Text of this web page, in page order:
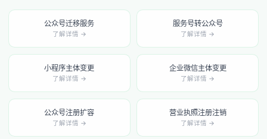
公众号迁移服务
了解详情 →
服务号转公众号
了解详情 →
小程序主体变更
了解详情 →
企业微信主体变更
了解详情 →
公众号注册扩容
了解详情 →
营业执照注册注销
了解详情 →